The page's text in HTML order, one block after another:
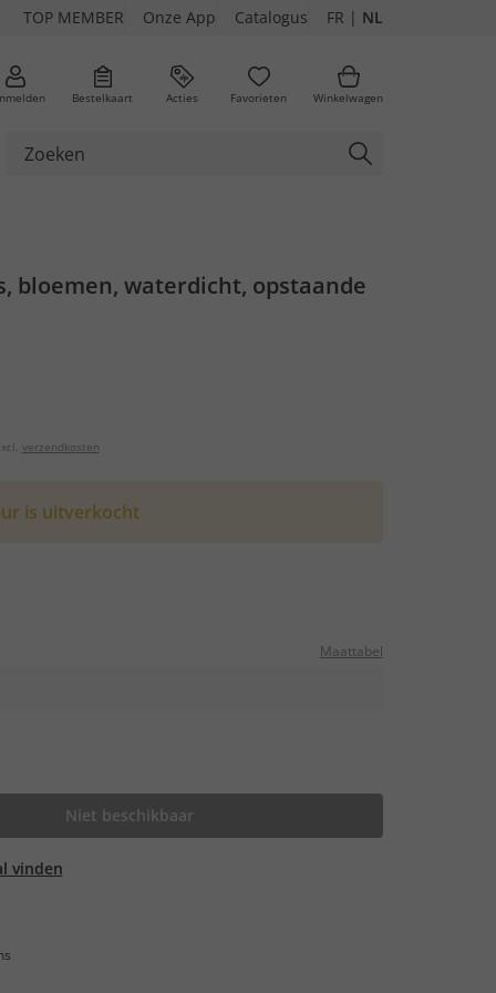
TOP MEMBER Onze App Catalogus FR | NL
Bestelkaart Acties Favorieten Winkelwagen
bloemen, waterdicht, opstaande
verzendkosten
is uitverkocht
Maattabel
Niet beschikbaar
vinden